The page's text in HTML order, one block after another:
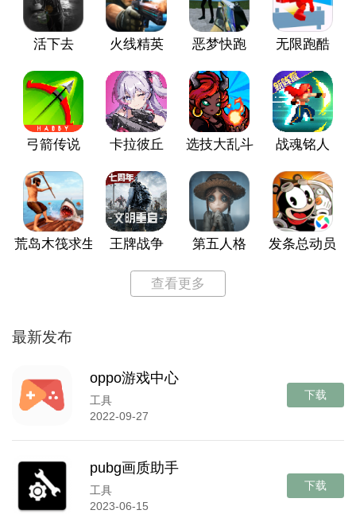
活下去 火线精英 恶梦快跑 无限跑酷
弓箭传说 卡拉彼丘 选技大乱斗 战魂铭人
荒岛木筏求生 王牌战争 第五人格 发条总动员
查看更多
最新发布
oppo游戏中心
工具
2022-09-27
下载
pubg画质助手
工具
2023-06-15
下载